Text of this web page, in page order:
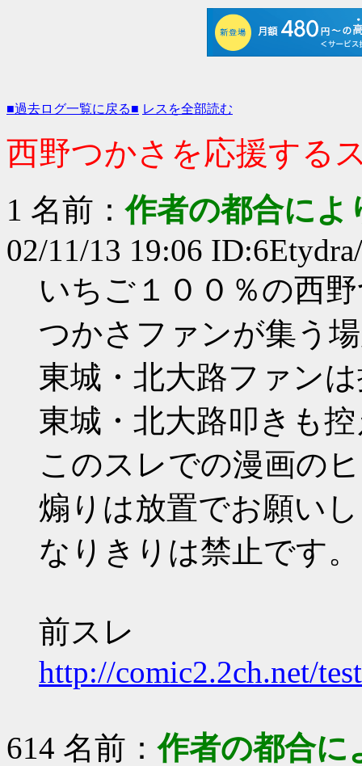
■過去ログ一覧に戻る■ レスを全部読む
西野つかさを応援する
1 名前：作者の都合によ
02/11/13 19:06 ID:6Etydra/
いちご１００％の西
つかさファンが集う
東城・北大路ファン
東城・北大路叩きも
このスレでの漫画の
煽りは放置でお願い
なりきりは禁止です。
前スレ
http://comic2.2ch.net/
614 名前：作者の都合に